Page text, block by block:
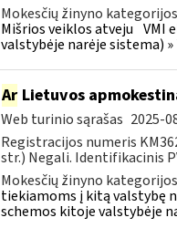
Mokesčių žinyno
Mišrios veiklos atveju VMI
valstybėje narėje sistema)
ArLietuvos
Web turinio sąrašas 2025-
Registracijos numeris
str.) Negali. Identifikacinis
Mokesčių žinyno
tiekiamoms į kitą valstybę
schemos kitoje valstybėje